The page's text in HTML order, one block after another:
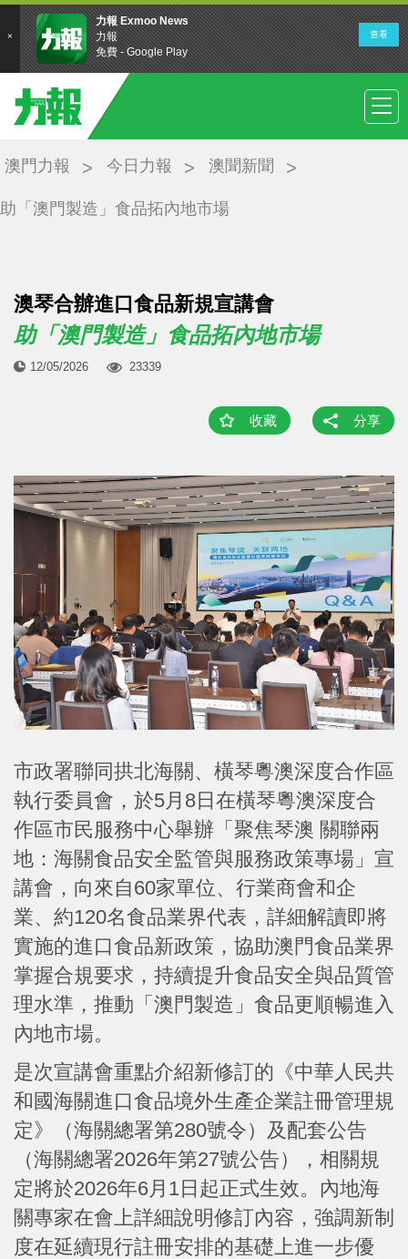
澳門力報 今日力報 澳聞新聞
助「澳門製造」食品拓內地市場
澳琴合辦進口食品新規宣講會
助「澳門製造」食品拓內地市場
12/05/2026 23339
收藏 分享
市政署聯同拱北海關、橫琴粵澳深度合作區
執行委員會，於5月8日在橫琴粵澳深度合
作區市民服務中心舉辦「聚焦琴澳 關聯兩
地：海關食品安全監管與服務政策專場」宣
講會，向來自60家單位、行業商會和企
業、約120名食品業界代表，詳細解讀即將
實施的進口食品新政策，協助澳門食品業界
掌握合規要求，持續提升食品安全與品質管
理水準，推動「澳門製造」食品更順暢進入
內地市場。
是次宣講會重點介紹新修訂的《中華人民共
和國海關進口食品境外生產企業註冊管理規
定》（海關總署第280號令）及配套公告
（海關總署2026年第27號公告），相關規
定將於2026年6月1日起正式生效。內地海
關專家在會上詳細說明修訂內容，強調新制
度在延續現行註冊安排的基礎上進一步優